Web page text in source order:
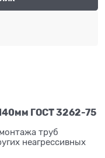
ГОСТ 3262-75
труб
неагрессивных